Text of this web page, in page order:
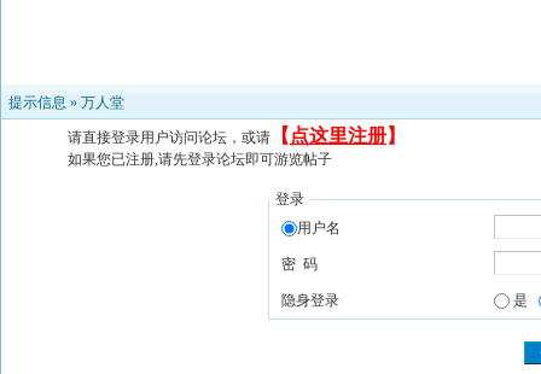
提示信息 » 万人堂
请直接登录用户访问论坛，或请 【 点这里注册】
如果您已注册,请先登录论坛即可游览帖子
登录
用户名
密 码
隐身登录 是